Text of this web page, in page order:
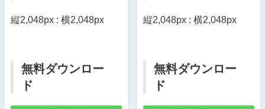
縦2,048px : 横2,048px
無料ダウンロー
ド
縦2,048px : 横2,048px
無料ダウンロー
ド